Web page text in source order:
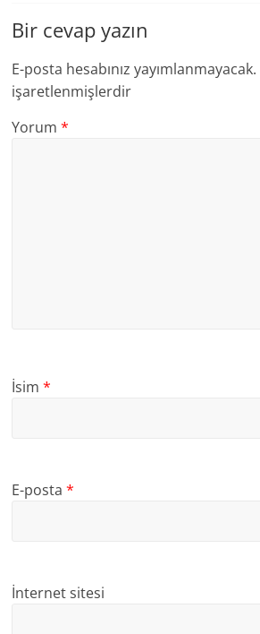
Bir cevap yazın
E-posta hesabınız yayımlanmayacak.
işaretlenmişlerdir
Yorum*
İsim*
E-posta*
İnternet sitesi